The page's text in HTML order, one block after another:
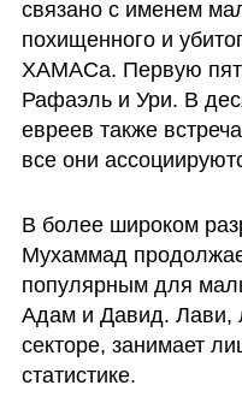
связано с именем
похищенного и
ХАМАСа. Первую
Рафаэль и Ури. В
евреев также
все они
В более широком
Мухаммад
популярным для
Адам и Давид. Лави,
секторе, занимает
статистике.